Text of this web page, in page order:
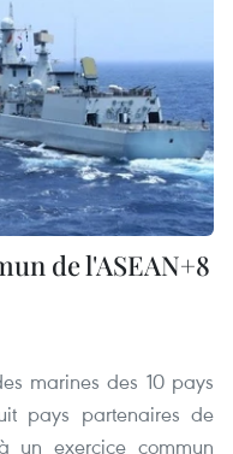
de l'ASEAN+8
marines des 10 pays
pays partenaires de
un exercice commun